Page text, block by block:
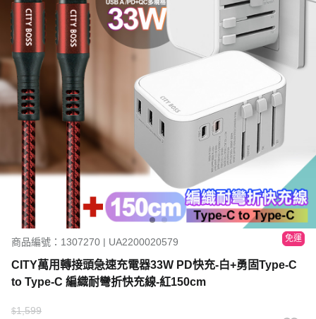
商品編號：1307270 | UA2200020579 免運
CITY萬用轉接頭急速充電器33W PD快充-白+勇固Type-C
to Type-C 編織耐彎折快充線-紅150cm
$1,599